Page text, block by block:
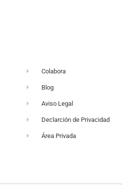
Colabora
Blog
Aviso Legal
Declarción de Privacidad
Área Privada